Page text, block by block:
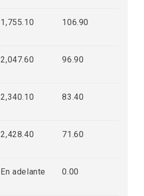
1,755.10 106.90
2,047.60 96.90
2,340.10 83.40
2,428.40 71.60
En adelante 0.00